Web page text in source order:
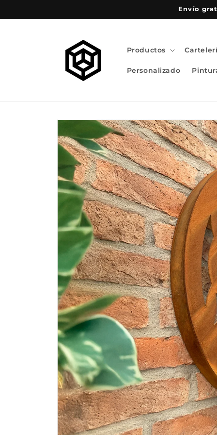
al contenido
Envío
Productos
Personalizado
directamente
información
del producto